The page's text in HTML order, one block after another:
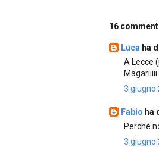
16
Luca ha
A Lecce
Magariiiii
3 giugno
Fabio ha
Perchè
3 giugno